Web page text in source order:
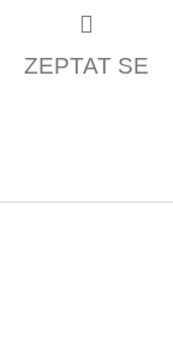
ZEPTAT SE